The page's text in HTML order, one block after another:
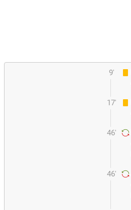
9'
17'
46'
46'